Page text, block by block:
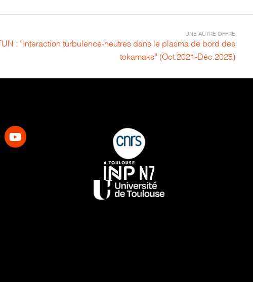
UNE AUTRE OFFRE
: “Interaction turbulence-neutres dans le plasma de bord des
tokamaks” (Oct.2021-Déc.2025)